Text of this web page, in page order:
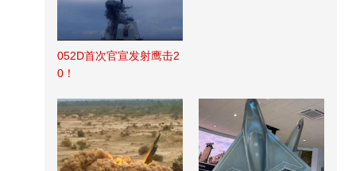
052D首次官宣发射鹰击2
0！